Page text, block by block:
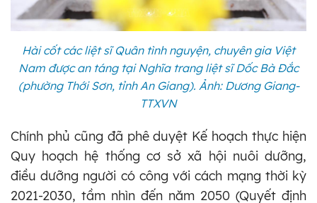
Hài cốt các liệt sĩ Quân tình nguyện, chuyên gia Việt
Nam được an táng tại Nghĩa trang liệt sĩ Dốc Bà Đắc
(phường Thới Sơn, tỉnh An Giang). Ảnh: Dương Giang-
TTXVN
Chính phủ cũng đã phê duyệt Kế hoạch thực hiện
Quy hoạch hệ thống cơ sở xã hội nuôi dưỡng,
điều dưỡng người có công với cách mạng thời kỳ
2021-2030, tầm nhìn đến năm 2050 (Quyết định